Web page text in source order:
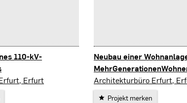
110-kV-
Erfurt
Neubau einer
Ilmenau
Architekturbüro Erfurt,
Projekt merken